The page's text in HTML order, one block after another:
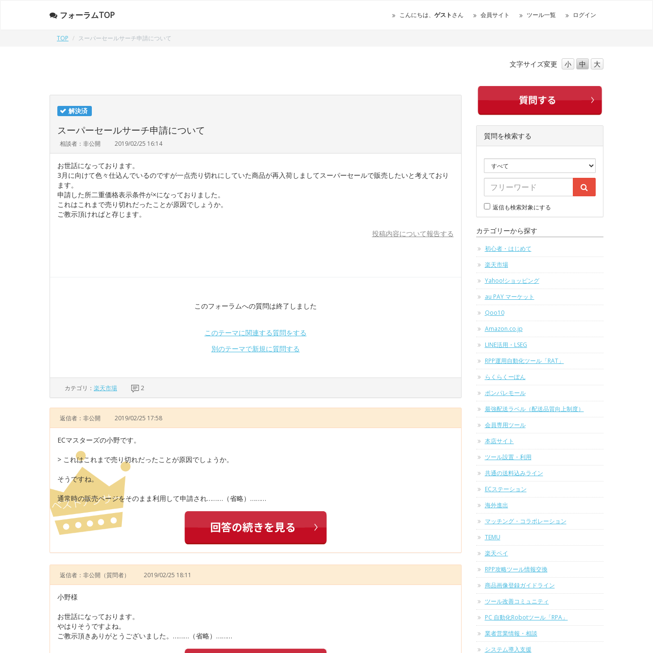
フォーラムTOP こんにちは、 ゲストさん 会員サイト ツール一覧 ログイン
TOP スーパーセールサーチ申請について
文字サイズ変更 小 中 大
解決済
スーパーセールサーチ申請について
相談者：非公開 2019/02/25 16:14
お世話になっております。
3月に向けて色々仕込んでいるのですが一点売り切れにしていた商品が再入荷しましてスーパーセールで販売したいと考えており
ます。
申請した所二重価格表示条件が×になっておりました。
これはこれまで売り切れだったことが原因でしょうか。
ご教示頂ければと存じます。
投稿内容について報告する
このフォーラムへの質問は終了しました
このテーマに関連する質問をする
別のテーマで新規に質問する
カテゴリ： 楽天市場 2
返信者：非公開 2019/02/25 17:58
ECマスターズの小野です。
> これはこれまで売り切れだったことが原因でしょうか。
そうですね。
通常時の販売ページをそのまま利用して申請され………（省略）………
返信者：非公開 （質問者） 2019/02/25 18:11
小野様
お世話になっております。
やはりそうですよね。
ご教示頂きありがとうございました。………（省略）………
質問を検索する
返信も検索対象にする
カテゴリーから探す
初心者・はじめて
楽天市場
Yahoo!ショッピング
au PAY マーケット
Qoo10
Amazon.co.jp
LINE活用・LSEG
RPP運用自動化ツール「RAT」
らくらくーぽん
ポンパレモール
最強配送ラベル（配送品質向上制度）
会員専用ツール
本店サイト
ツール設置・利用
共通の送料込みライン
ECステーション
海外進出
マッチング・コラボレーション
TEMU
楽天ペイ
RPP攻略ツール情報交換
商品画像登録ガイドライン
ツール改善コミュニティ
PC 自動化Robotツール「RPA」
業者営業情報・相談
システム導入支援